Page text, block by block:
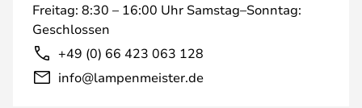
Freitag: 8:30 – 16:00 Uhr Samstag–Sonntag:
Geschlossen
+49 (0) 66 423 063 128
info@lampenmeister.de